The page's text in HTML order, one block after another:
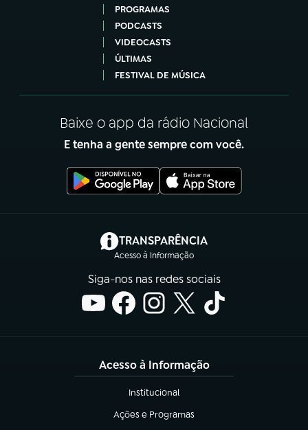
PROGRAMAS
PODCASTS
VIDEOCASTS
ÚLTIMAS
FESTIVAL DE MÚSICA
Baixe o app da rádio Nacional
E tenha a gente sempre com você.
TRANSPARÊNCIA
Acesso à Informação
(abre em nova aba)
Siga-nos nas redes sociais
Acesso à Informação
Institucional
(abre em nova aba)
Ações e Programas
(abre em nova aba)